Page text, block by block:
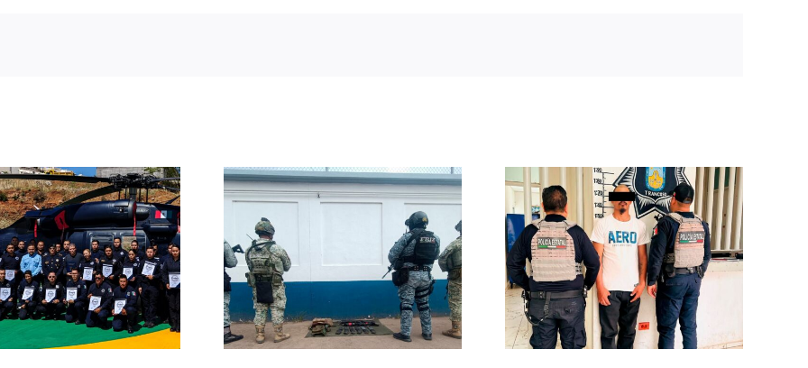
Repelen Fuerzas
de Seguridad
agresión armada
en Villanueva; dos
presuntos
delincuentes
resultan heridos
Detienen en
Trancoso a
persona con orden
de aprehensión
vigente por
abandono de
familiares